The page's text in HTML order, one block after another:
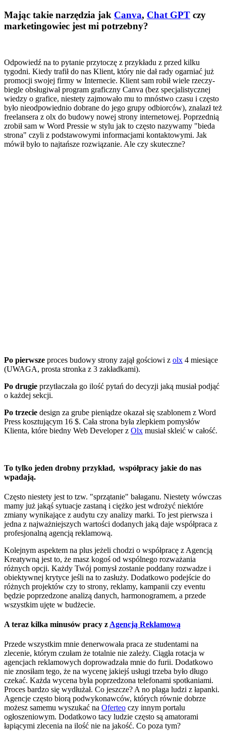
Mając takie narzędzia jak Canva, Chat GPT czy
marketingowiec jest mi potrzebny?
Odpowiedź na to pytanie przytoczę z przykładu z przed kilku
tygodni. Kiedy trafił do nas Klient, który nie dał rady ogarniać już
promocji swojej firmy w Internecie. Klient sam robił wiele rzeczy-
biegle obsługiwał program graficzny Canva (bez specjalistycznej
wiedzy o grafice, niestety zajmowało mu to mnóstwo czasu i często
było nieodpowiednio dobrane do jego grupy odbiorców), znalazł też
freelansera z olx do budowy nowej strony internetowej. Poprzednią
zrobił sam w Word Pressie w stylu jak to często nazywamy "bieda
strona" czyli z podstawowymi informacjami kontaktowymi. Jak
mówił było to najtańsze rozwiązanie. Ale czy skuteczne?
Po pierwsze proces budowy strony zajął gościowi z olx 4 miesiące
(UWAGA, prosta stronka z 3 zakładkami).
Po drugie przytłaczała go ilość pytań do decyzji jaką musiał podjąć
o każdej sekcji.
Po trzecie design za grube pieniądze okazał się szablonem z Word
Press kosztującym 16 $. Cała strona była zlepkiem pomysłów
Klienta, które biedny Web Developer z Olx musiał skleić w całość.
To tylko jeden drobny przykład, współpracy jakie do nas
wpadają.
Często niestety jest to tzw. "sprzątanie" bałaganu. Niestety wówczas
mamy już jakąś sytuacje zastaną i ciężko jest wdrożyć niektóre
zmiany wynikające z audytu czy analizy marki. To jest pierwsza i
jedna z najważniejszych wartości dodanych jaką daje współpraca z
profesjonalną agencją reklamową.
Kolejnym aspektem na plus jeżeli chodzi o współpracę z Agencją
Kreatywną jest to, że masz kogoś od wspólnego rozważania
różnych opcji. Każdy Twój pomysł zostanie poddany rozwadze i
obiektywnej krytyce jeśli na to zasłuży. Dodatkowo podejście do
różnych projektów czy to strony, reklamy, kampanii czy eventu
będzie poprzedzone analizą danych, harmonogramem, a przede
wszystkim ujęte w budżecie.
A teraz kilka minusów pracy z Agencją Reklamową
Przede wszystkim mnie denerwowała praca ze studentami na
zlecenie, którym czułam że totalnie nie zależy. Ciągła rotacja w
agencjach reklamowych doprowadzała mnie do furii. Dodatkowo
nie znosiłam tego, że na wycenę jakiejś usługi trzeba było długo
czekać. Każda wycena była poprzedzona telefonami spotkaniami.
Proces bardzo się wydłużał. Co jeszcze? A no plaga ludzi z łapanki.
Agencje często biorą podwykonawców, których równie dobrze
możesz samemu wyszukać na Oferteo czy innym portalu
ogłoszeniowym. Dodatkowo tacy ludzie często są amatorami
łapiącymi zlecenia na ilość nie na jakość. Co poza tym?